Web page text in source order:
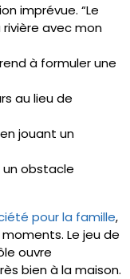
imprévue. “Le
avec mon
à formuler une
au lieu de
en jouant un
obstacle
pour la famille,
Le jeu de
ouvre
bien à la maison.